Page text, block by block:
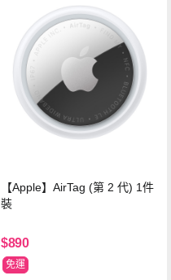
【Apple】AirTag (第 2 代) 1件
裝
$890
免運